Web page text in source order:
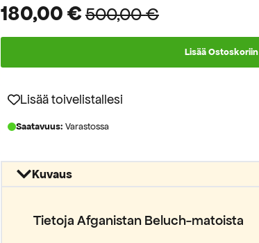
500,00€
Alkuperäinen
oli:
500,00 €.
180,00€
Nykyinen
on:
180,00 €.
Lisää Ostoskoriin
Lisää toivelistallesi
Saatavuus: Varastossa
Kuvaus
Tietoja Afganistan Beluch-matoista